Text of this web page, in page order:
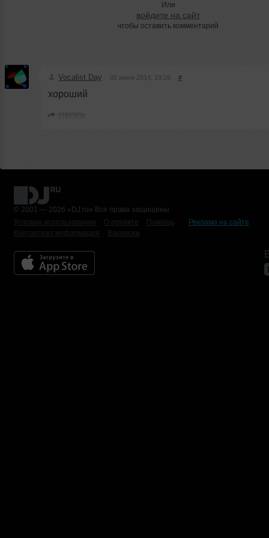
Или
войдите на сайт
чтобы оставить комментарий
Vocalist Day 02 июня 2014, 19:26 #
хороший
ответить
© 2001 — 2026 «DJ.ru» Все права защищены.
Условия использования
О проекте Помощь
Реклама на сайте
Контактная информация
Вакансии